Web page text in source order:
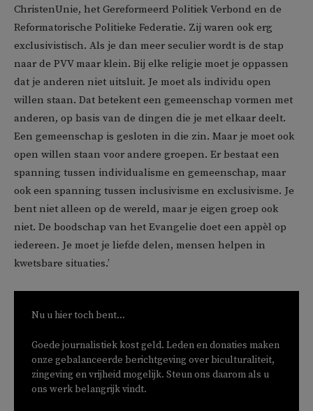
ChristenUnie, het Gereformeerd Politiek Verbond en de
Reformatorische Politieke Federatie. Zij waren ook erg
exclusivistisch. Als je dan meer seculier wordt is de stap
naar de PVV maar klein. Bij elke religie moet je oppassen
dat je anderen niet uitsluit. Je moet als individu open
willen staan. Dat betekent een gemeenschap vormen met
anderen, op basis van de dingen die je met elkaar deelt.
Een gemeenschap is gesloten in die zin. Maar je moet ook
open willen staan voor andere groepen. Er bestaat een
spanning tussen individualisme en gemeenschap, maar
ook een spanning tussen inclusivisme en exclusivisme. Je
bent niet alleen op de wereld, maar je eigen groep ook
niet. De boodschap van het Evangelie doet een appèl op
iedereen. Je moet je liefde delen, mensen helpen in
kwetsbare situaties.’
Nu u hier toch bent...
Goede journalistiek kost geld. Leden en donaties maken
onze gebalanceerde berichtgeving over biculturaliteit,
zingeving en vrijheid mogelijk. Steun ons daarom als u
ons werk belangrijk vindt.